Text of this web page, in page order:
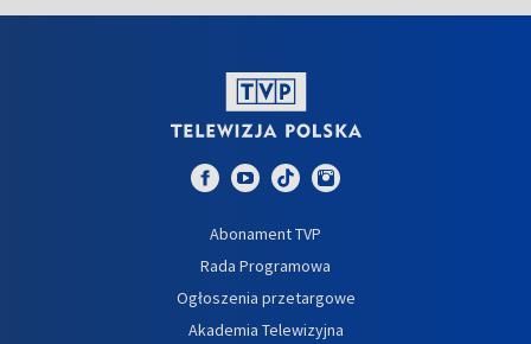
Abonament TVP
Rada Programowa
Ogłoszenia przetargowe
Akademia Telewizyjna